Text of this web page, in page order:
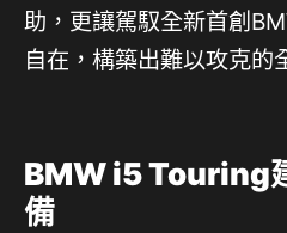
助，更讓駕馭全新首創
自在，構築出難以攻克的
BMW i5 Touring
備